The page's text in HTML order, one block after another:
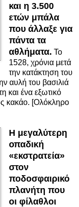
και η 3.500
ετών μπάλα
που άλλαξε για
πάντα τα
αθλήματα. Το
1528, χρόνια μετά
την κατάκτηση του
αυλή του βασιλιά
και ένα εξωτικό
κακάο. [Ολόκληρο
Η μεγαλύτερη
οπαδική
«εκστρατεία»
στον
ποδοσφαιρικό
πλανήτη που
οι φίλαθλοι